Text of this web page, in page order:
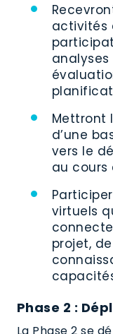
activités
Mettront
d’une
vers le
au cours
virtuels
projet,
Phase 2 :
La Phase 2 se